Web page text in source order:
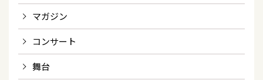
マガジン
コンサート
舞台